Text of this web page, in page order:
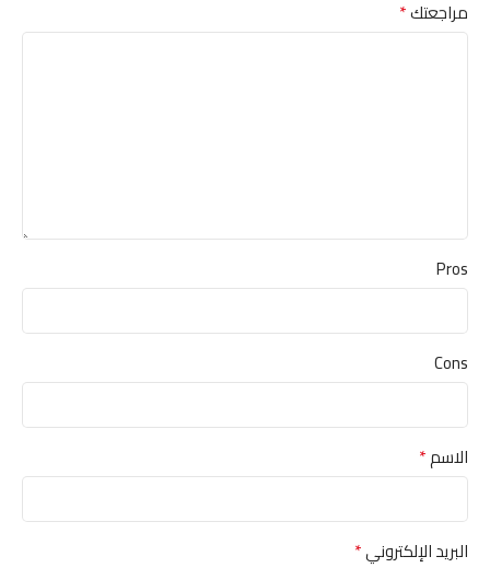
مراجعتك*
Pros
Cons
الاسم*
البريد الإلكتروني*